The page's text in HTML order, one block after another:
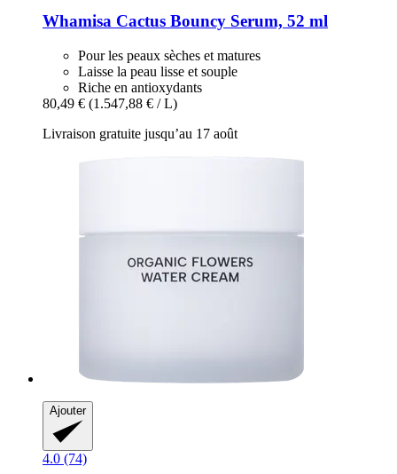
Whamisa Cactus Bouncy Serum, 52 ml
Pour les peaux sèches et matures
Laisse la peau lisse et souple
Riche en antioxydants
80,49 € (1.547,88 € / L)
Livraison gratuite jusqu’au 17 août
Ajouter
4.0 (74)